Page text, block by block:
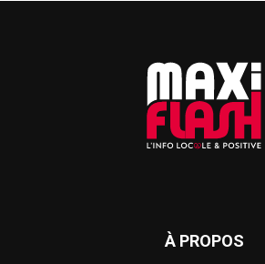
À PROPOS